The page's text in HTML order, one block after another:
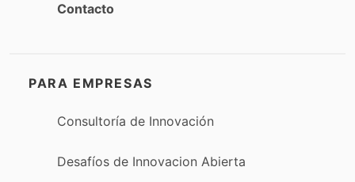
Contacto
PARA EMPRESAS
Consultoría de Innovación
Desafíos de Innovacion Abierta